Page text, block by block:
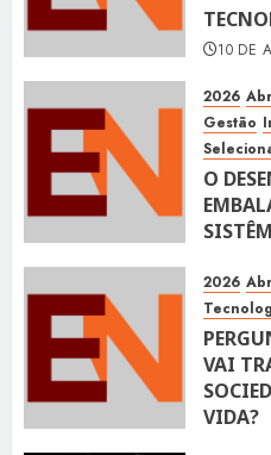
10 DE
2026
Gestão
O
2026
VAI
VIDA?